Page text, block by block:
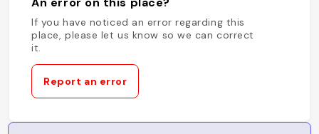
If you have noticed an error regarding this
place, please let us know so we can correct
it.
Report an error